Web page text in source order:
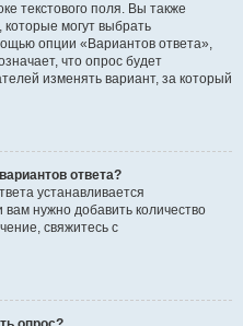
текстового поля. Вы также
которые могут выбрать
опции «Вариантов ответа»,
что опрос будет
изменять вариант, за который
ответа?
устанавливается
нужно добавить количество
свяжитесь с